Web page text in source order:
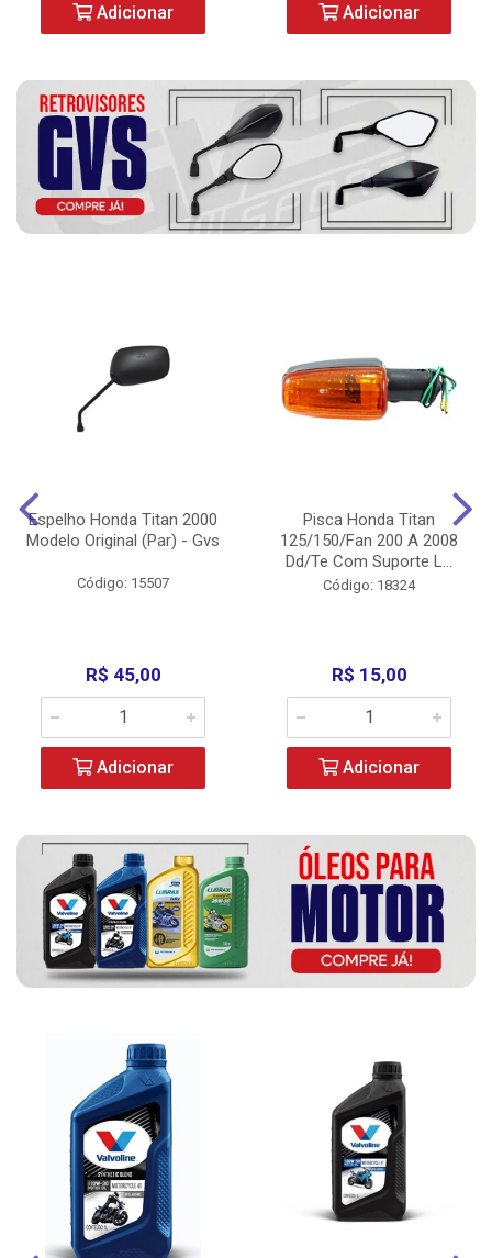
Adicionar Adicionar
Espelho Honda Titan 2000
Modelo Original (Par) - Gvs
Código: 15507
R$ 45,00
Adicionar
Pisca Honda Titan
125/150/Fan 200 A 2008
Dd/Te Com Suporte L...
Código: 18324
R$ 15,00
Adicionar